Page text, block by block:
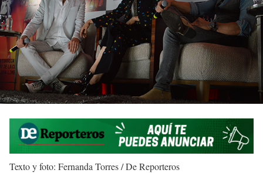
Texto y foto: Fernanda Torres / De Reporteros